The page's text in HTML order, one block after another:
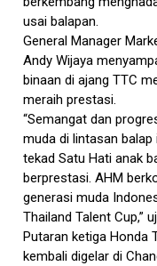
usai balapan.
General Manager
Andy Wijaya
binaan di ajang TTC
meraih prestasi.
“Semangat dan
muda di lintasan
tekad Satu Hati anak
berprestasi. AHM
generasi muda
Thailand Talent Cup,”
Putaran ketiga Honda
kembali digelar di